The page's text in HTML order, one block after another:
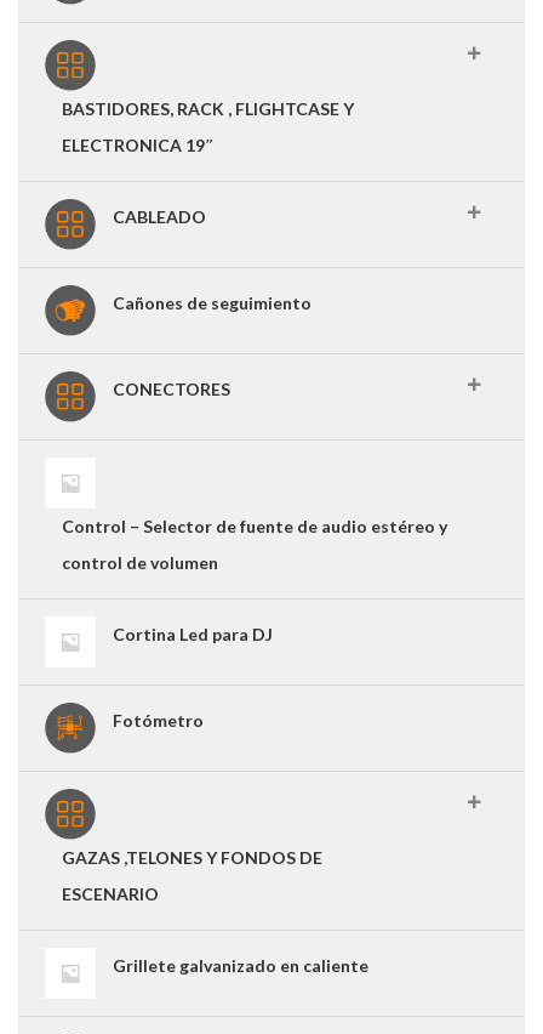
BASTIDORES, RACK , FLIGHTCASE Y
ELECTRONICA 19″
CABLEADO
Cañones de seguimiento
CONECTORES
Control – Selector de fuente de audio estéreo y
control de volumen
Cortina Led para DJ
Fotómetro
GAZAS ,TELONES Y FONDOS DE
ESCENARIO
Grillete galvanizado en caliente